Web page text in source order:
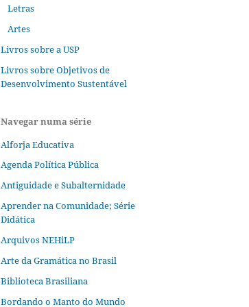
Letras
Artes
Livros sobre a USP
Livros sobre Objetivos de
Desenvolvimento Sustentável
Navegar numa série
Alforja Educativa
Agenda Política Pública
Antiguidade e Subalternidade
Aprender na Comunidade; Série
Didática
Arquivos NEHiLP
Arte da Gramática no Brasil
Biblioteca Brasiliana
Bordando o Manto do Mundo